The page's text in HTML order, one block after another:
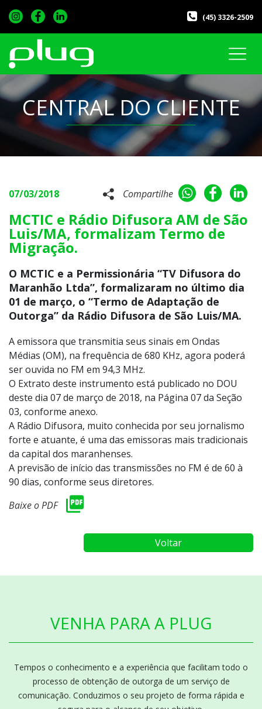
(45) 3326-2509
CENTRAL DO CLIENTE
07/03/2018 Compartilhe
MCTIC e Rádio Difusora AM de São
Luis/MA, formalizam Termo de
Migração.
O MCTIC e a Permissionária “TV Difusora do
Maranhão Ltda”, formalizaram no último dia
01 de março, o “Termo de Adaptação de
Outorga” da Rádio Difusora de São Luis/MA.
A emissora que transmitia seus sinais em Ondas
Médias (OM), na frequência de 680 KHz, agora poderá
ser ouvida no FM em 94,3 MHz.
O Extrato deste instrumento está publicado no DOU
deste dia 07 de março de 2018, na Página 07 da Seção
03, conforme anexo.
A Rádio Difusora, muito conhecida por seu jornalismo
forte e atuante, é uma das emissoras mais tradicionais
da capital dos maranhenses.
A previsão de início das transmissões no FM é de 60 à
90 dias, conforme seus diretores.
Baixe o PDF
Voltar
VENHA PARA A PLUG
Tempos o conhecimento e a experiência que facilitam todo o
processo de obtenção de outorga de um serviço de
comunicação. Conduzimos o seu projeto de forma rápida e